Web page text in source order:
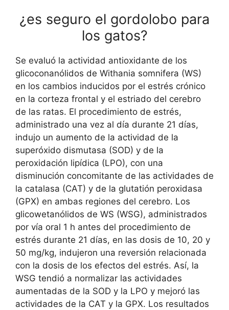
¿es seguro el gordolobo para
los gatos?
Se evaluó la actividad antioxidante de los
glicoconanólidos de Withania somnifera (WS)
en los cambios inducidos por el estrés crónico
en la corteza frontal y el estriado del cerebro
de las ratas. El procedimiento de estrés,
administrado una vez al día durante 21 días,
indujo un aumento de la actividad de la
superóxido dismutasa (SOD) y de la
peroxidación lipídica (LPO), con una
disminución concomitante de las actividades de
la catalasa (CAT) y de la glutatión peroxidasa
(GPX) en ambas regiones del cerebro. Los
glicowetanólidos de WS (WSG), administrados
por vía oral 1 h antes del procedimiento de
estrés durante 21 días, en las dosis de 10, 20 y
50 mg/kg, indujeron una reversión relacionada
con la dosis de los efectos del estrés. Así, la
WSG tendió a normalizar las actividades
aumentadas de la SOD y la LPO y mejoró las
actividades de la CAT y la GPX. Los resultados